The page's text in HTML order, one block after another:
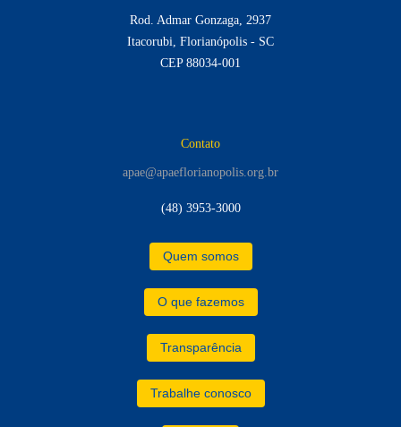
Rod. Admar Gonzaga, 2937
Itacorubi, Florianópolis - SC
CEP 88034-001
Contato
apae@apaeflorianopolis.org.br
(48) 3953-3000
Quem somos
O que fazemos
Transparência
Trabalhe conosco